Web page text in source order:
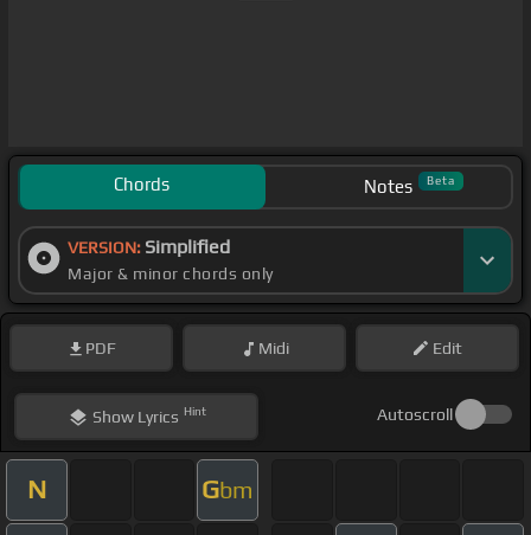
Chords Notes Beta
VERSION: Simplified
Major & minor chords only
PDF Midi Edit
ShowLyrics Hint Autoscroll
N Gbm